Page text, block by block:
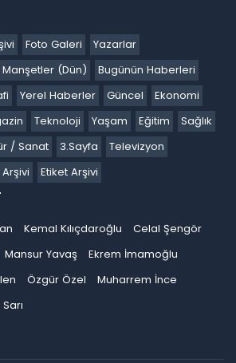
Foto Galeri
Yazarlar
Manşetler (Dün)
Bugünün Haberleri
Yerel Haberler Güncel
Ekonomi
Teknoloji Yaşam Eğitim
Sağlık
/ Sanat 3.Sayfa
Televizyon
Etiket Arşivi
Kemal Kılıçdaroğlu
Celal Şengör
Mansur Yavaş
Ekrem İmamoğlu
Özgür Özel
Muharrem İnce